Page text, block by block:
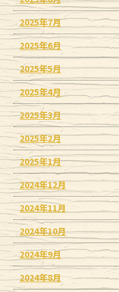
2025年7月
2025年6月
2025年5月
2025年4月
2025年3月
2025年2月
2025年1月
2024年12月
2024年11月
2024年10月
2024年9月
2024年8月